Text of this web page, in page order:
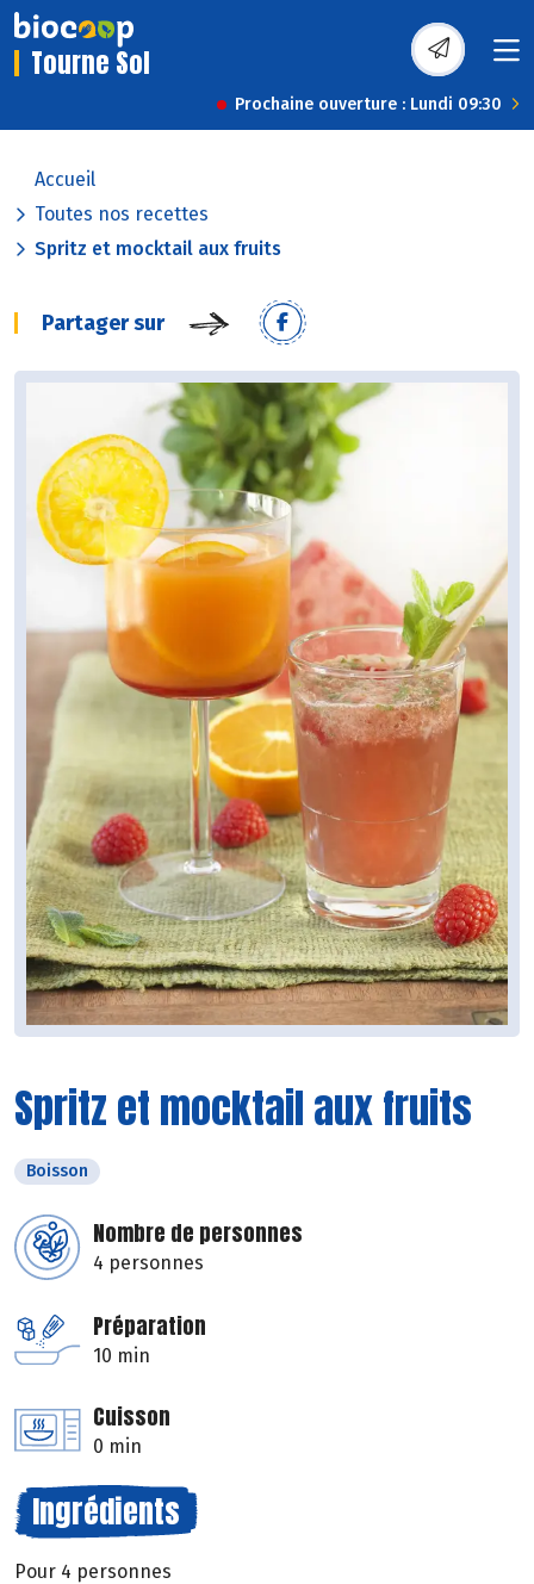
Tourne Sol
Prochaine ouverture : Lundi 09:30
Accueil
Toutes nos recettes
Spritz et mocktail aux fruits
Partager sur
Spritz et mocktail aux fruits
Boisson
Nombre de personnes
4 personnes
Préparation
10 min
Cuisson
0 min
Ingrédients
Pour 4 personnes